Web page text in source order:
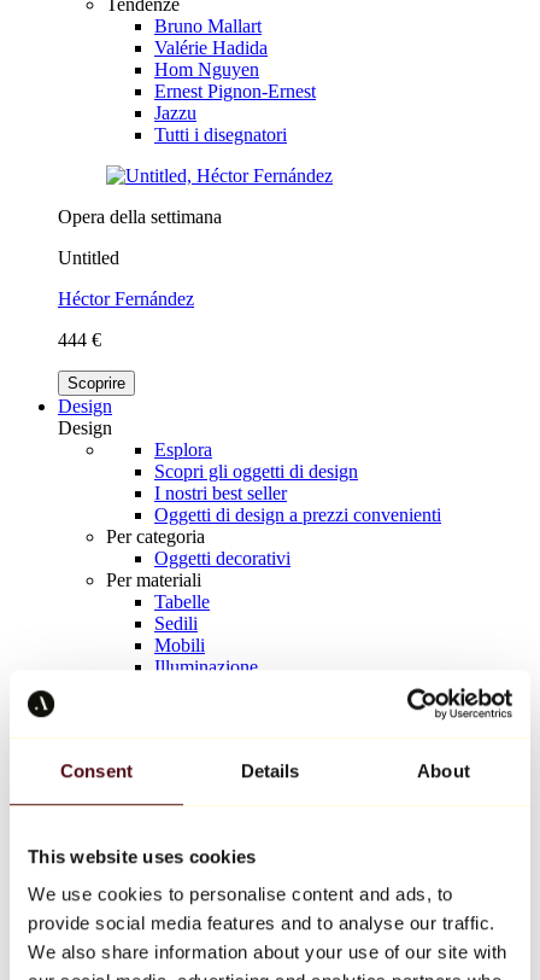
Consent Details About
This website uses cookies
We use cookies to personalise content and ads, to
provide social media features and to analyse our traffic.
We also share information about your use of our site with
Bruno Mallart
Valérie Hadida
Hom Nguyen
Ernest Pignon-Ernest
Jazzu
Tutti i disegnatori
Opera della settimana
Untitled
Héctor Fernández
444 €
Scoprire
Design
Design
Esplora
Scopri gli oggetti di design
I nostri best seller
Oggetti di design a prezzi convenienti
Per categoria
Oggetti decorativi
Per materiali
Tabelle
Sedili
Mobili
Illuminazione
Keith Haring
Tutti i designer
Opera della settimana